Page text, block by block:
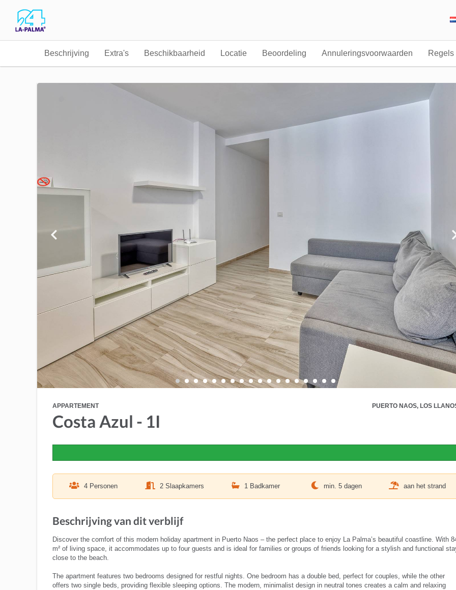
Beschrijving Extra's Beschikbaarheid Locatie Beoordeling Annuleringsvoorwaarden Regels
APPARTEMENT PUERTO NAOS, LOS
Costa Azul - 1I
4 Personen 2 Slaapkamers 1 Badkamer min. 5 dagen aan het strand
Beschrijving van dit verblijf
Discover the comfort of this modern holiday apartment in Puerto Naos – the perfect place to enjoy La Palma’s beautiful coastline. With
m² of living space, it accommodates up to four guests and is ideal for families or groups of friends looking for a stylish and functional
close to the beach.
The apartment features two bedrooms designed for restful nights. One bedroom has a double bed, perfect for couples, while the other
offers two single beds, providing flexible sleeping options. The modern, minimalist design in neutral tones creates a calm and relaxing